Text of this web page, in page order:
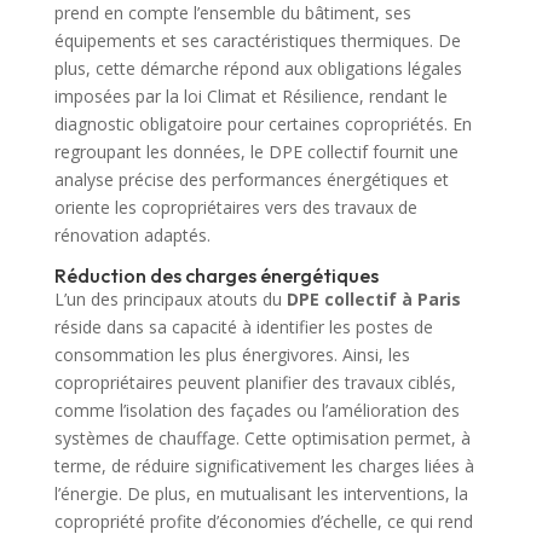
prend en compte l’ensemble du bâtiment, ses
équipements et ses caractéristiques thermiques. De
plus, cette démarche répond aux obligations légales
imposées par la loi Climat et Résilience, rendant le
diagnostic obligatoire pour certaines copropriétés. En
regroupant les données, le DPE collectif fournit une
analyse précise des performances énergétiques et
oriente les copropriétaires vers des travaux de
rénovation adaptés.
Réduction des charges énergétiques
L’un des principaux atouts du DPE collectif à Paris
réside dans sa capacité à identifier les postes de
consommation les plus énergivores. Ainsi, les
copropriétaires peuvent planifier des travaux ciblés,
comme l’isolation des façades ou l’amélioration des
systèmes de chauffage. Cette optimisation permet, à
terme, de réduire significativement les charges liées à
l’énergie. De plus, en mutualisant les interventions, la
copropriété profite d’économies d’échelle, ce qui rend